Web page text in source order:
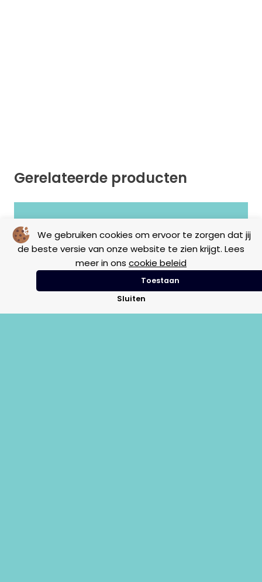
We gebruiken cookies om ervoor te zorgen dat jij
de beste versie van onze website te zien krijgt. Lees
meer in ons cookie beleid
Toestaan
Sluiten
Gerelateerde producten
Geen resultaten gevonden.